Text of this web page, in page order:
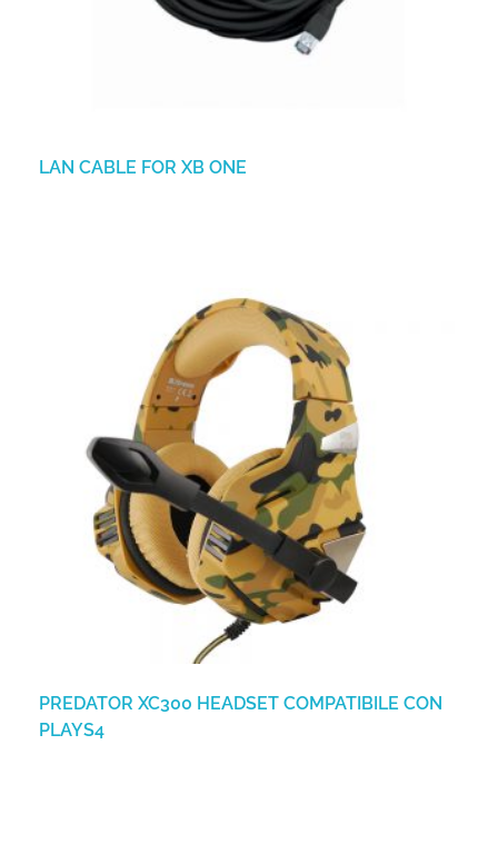
LAN CABLE FOR XB ONE
PREDATOR XC300 HEADSET COMPATIBILE CON
PLAYS4